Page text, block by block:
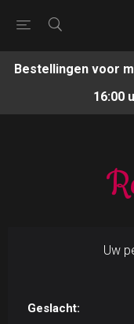
Bestellingen voor
16:00
Uw
Geslacht: